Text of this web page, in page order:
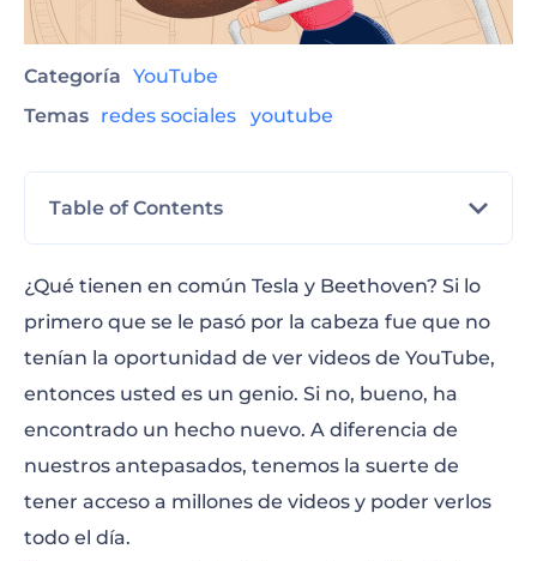
Categoría YouTube
Temas redes sociales youtube
Table of Contents
HolaSoyGerman.
Whinderssonnunes
elrubiusOMG
Felipe Neto
Fernanfloo
¿Qué tienen en común Tesla y Beethoven? Si lo
primero que se le pasó por la cabeza fue que no
tenían la oportunidad de ver videos de YouTube,
entonces usted es un genio. Si no, bueno, ha
encontrado un hecho nuevo. A diferencia de
nuestros antepasados, tenemos la suerte de
tener acceso a millones de videos y poder verlos
todo el día.